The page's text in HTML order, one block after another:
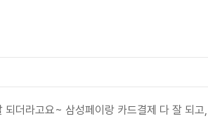
더라고요~ 삼성페이랑 카드결제 다 잘 되고